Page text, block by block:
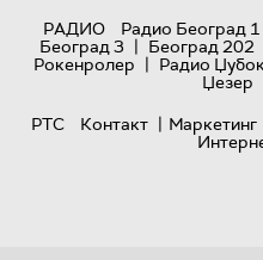
РАДИО
Радио Београд 1
Београд 3 | Београд 202
Рокенролер | Радио
Џезер
РТС
Контакт | Маркетинг